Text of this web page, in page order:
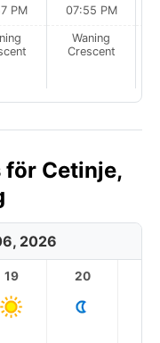
PM 07:55 PM
Waning
Crescent
Cetinje,
2026
19 20